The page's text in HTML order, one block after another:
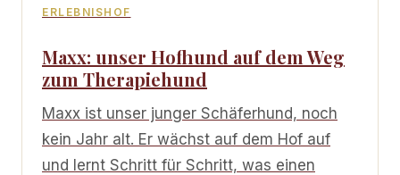
ERLEBNISHOF
Maxx: unser Hofhund auf dem Weg
zum Therapiehund
Maxx ist unser junger Schäferhund, noch
kein Jahr alt. Er wächst auf dem Hof auf
und lernt Schritt für Schritt, was einen